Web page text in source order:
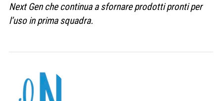
Next Gen che continua a sfornare prodotti pronti per
l’uso in prima squadra.